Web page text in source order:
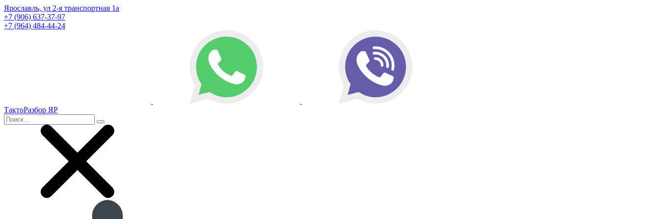
Ярославль, ул 2-я транспортная 1а
+7 (906) 637-37-97
+7 (964) 484-44-24
ТактоРазбор ЯР